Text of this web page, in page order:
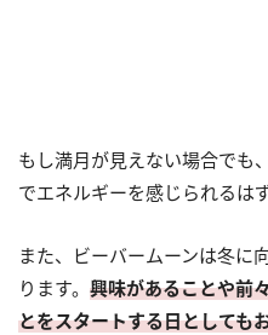
もし満月が見えない場合でも
でエネルギーを感じられるはず
また、ビーバームーンは冬に
ります。 興味があることや前
とをスタートする日としても